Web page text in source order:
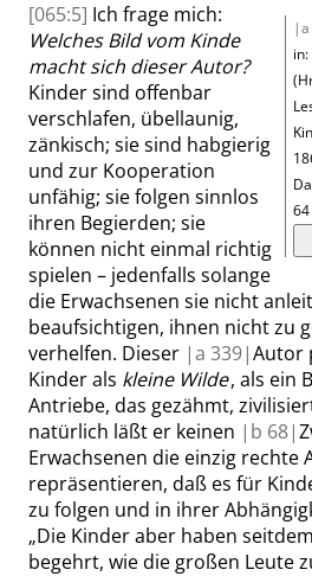
[065:5] Ich frage mich:
Welches Bild vom Kinde
macht sich dieser Autor?
Kinder sind offenbar
verschlafen, übellaunig,
zänkisch; sie sind habgierig
und zur Kooperation
unfähig; sie folgen sinnlos
ihren Begierden; sie
können nicht einmal richtig
spielen – jedenfalls solange
die Erwachsenen sie nicht
beaufsichtigen, ihnen nicht zu
verhelfen. Dieser |a 339|Autor
Kinder als kleine Wilde, als ein
Antriebe, das gezähmt,
natürlich läßt er keinen | b 68|
Erwachsenen die einzig rechte
repräsentieren, daß es für
zu folgen und in ihrer
„Die Kinder aber haben
begehrt, wie die großen Leute